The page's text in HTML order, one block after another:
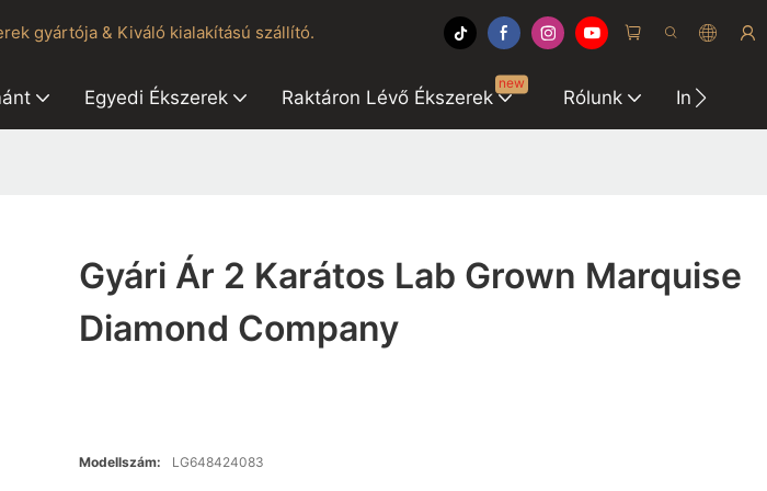
gyártója & Kiváló kialakítású szállító.
Egyedi Ékszerek Raktáron Lévő Ékszerek
new
Rólunk
Gyári Ár 2 Karátos Lab Grown Marquise
Diamond Company
Modellszám: LG648424083